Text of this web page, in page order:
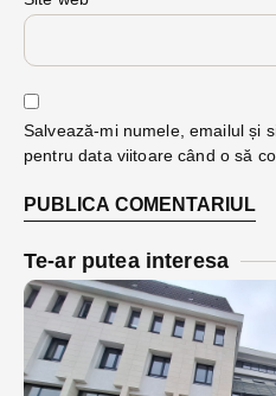
Salvează-mi numele, emailul și
pentru data viitoare când o să
Te-ar putea interesa